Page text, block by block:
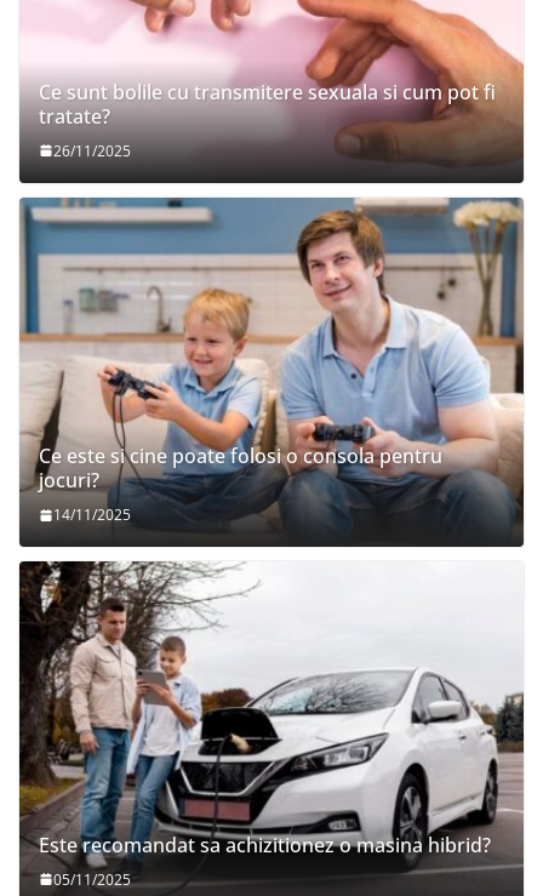
Ce sunt bolile cu transmitere sexuala si cum pot fi
tratate?
26/11/2025
Ce este si cine poate folosi o consola pentru
jocuri?
14/11/2025
Este recomandat sa achizitionez o masina hibrid?
05/11/2025